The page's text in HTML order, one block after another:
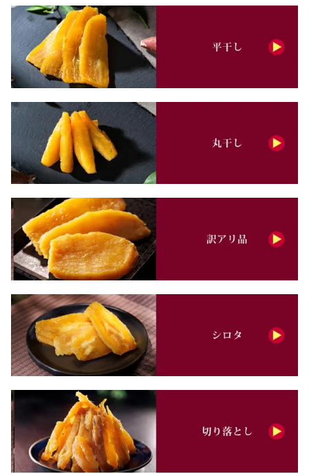
県産 国産 送料無料 自然
食品 食物繊維 和菓子 お
菓子 さつまいも
しいも ほしいも ほし芋
芋 国産 送料無料 添加物
不使用 自然食品 食物繊
維 和菓子 お菓子 スイー
あり 規格外品 大容量 干
不使用 自然食品 食物繊
維 和菓子 お菓子 スイー